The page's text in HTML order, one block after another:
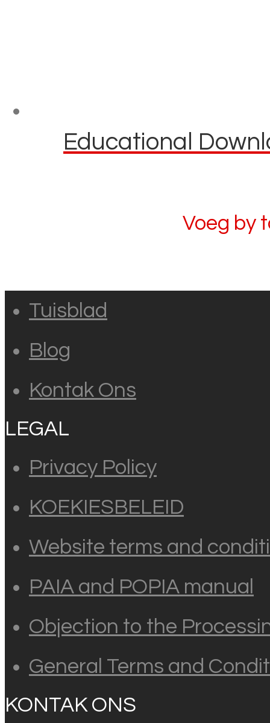
Educational
Voeg by
Tuisblad
Blog
Kontak Ons
LEGAL
Privacy Policy
KOEKIESBELEID
Website terms and
PAIA and POPIA manual
Objection to the
General Terms and
KONTAK ONS